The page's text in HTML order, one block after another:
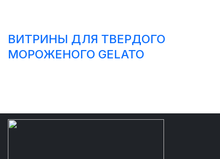
ВИТРИНЫ ДЛЯ ТВЕРДОГО
МОРОЖЕНОГО GELATO